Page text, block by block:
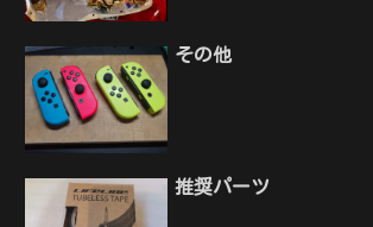
その他
推奨パーツ